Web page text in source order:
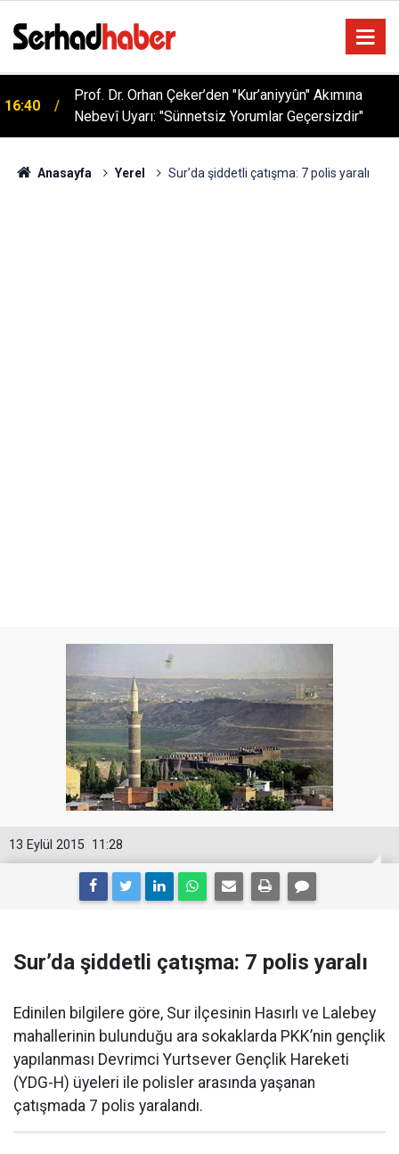
05:57
Sağlıklı Beslenmede Yeni Trend: Düşük Kalorili
Multi-Fiber İçecek Tozu
Anasayfa Yerel Sur’da şiddetli çatışma: 7 polis yaralı
11:28
13 Eylül 2015
Sur’da şiddetli çatışma: 7 polis yaralı
Edinilen bilgilere göre, Sur ilçesinin Hasırlı ve Lalebey
mahallerinin bulunduğu ara sokaklarda PKK’nin gençlik
yapılanması Devrimci Yurtsever Gençlik Hareketi
(YDG-H) üyeleri ile polisler arasında yaşanan
çatışmada 7 polis yaralandı.